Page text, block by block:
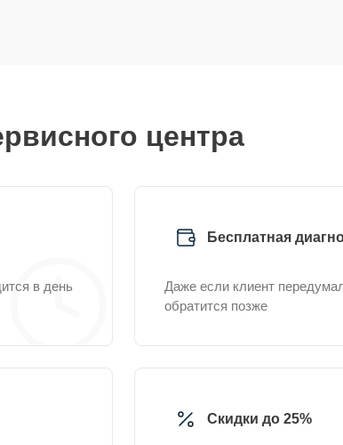
центра
в день
Бесплатная
Даже если клиент
обратится позже
Скидки до 25%